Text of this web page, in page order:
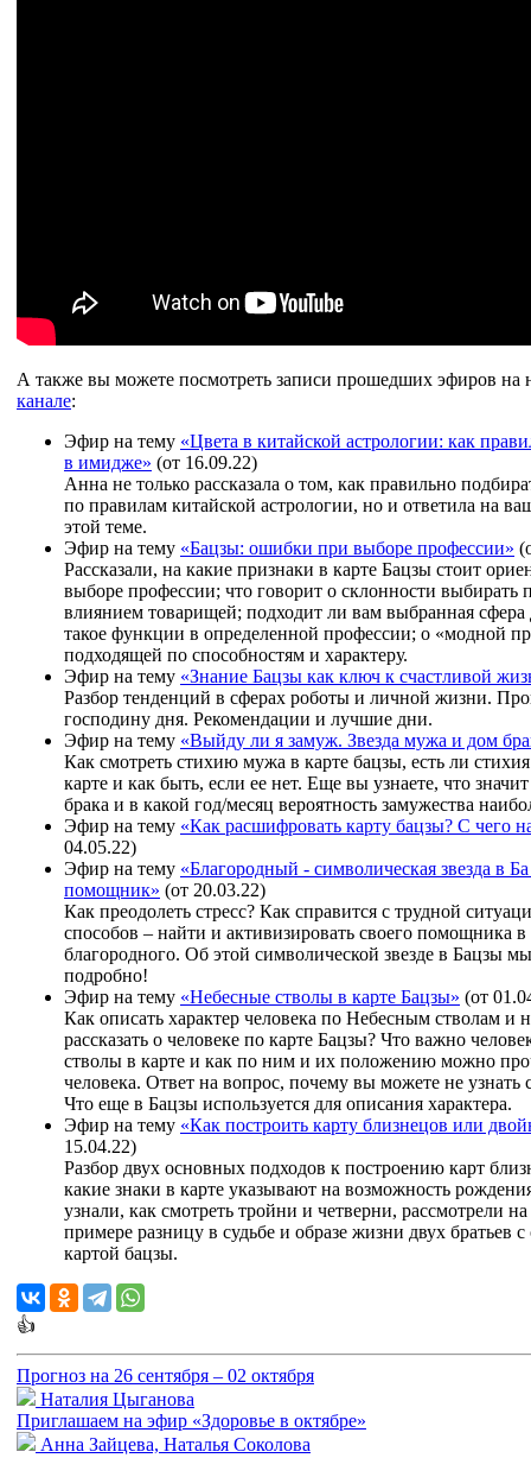
А также вы можете посмотреть записи прошедших эфиров
канале:
Эфир на тему «Цвета в китайской астрологии: как
в имидже» (от 16.09.22)
Анна не только рассказала о том, как правильно
по правилам китайской астрологии, но и ответила на
этой теме.
Эфир на тему «Бацзы: ошибки при выборе профессии»
Рассказали, на какие признаки в карте Бацзы стоит
выборе профессии; что говорит о склонности выбирать
влиянием товарищей; подходит ли вам выбранная сфера
такое функции в определенной профессии; о «модной
подходящей по способностям и характеру.
Эфир на тему «Знание Бацзы как ключ к счастливой
Разбор тенденций в сферах роботы и личной жизни.
господину дня. Рекомендации и лучшие дни.
Эфир на тему «Выйду ли я замуж. Звезда мужа и дом
Как смотреть стихию мужа в карте бацзы, есть ли
карте и как быть, если ее нет. Еще вы узнаете, что
брака и в какой год/месяц вероятность замужества
Эфир на тему «Как расшифровать карту бацзы? С чего
04.05.22)
Эфир на тему «Благородный - символическая звезда в
помощник» (от 20.03.22)
Как преодолеть стресс? Как справится с трудной
способов – найти и активизировать своего помощника
благородного. Об этой символической звезде в Бацзы
подробно!
Эфир на тему «Небесные стволы в карте Бацзы» (от
Как описать характер человека по Небесным стволам и
рассказать о человеке по карте Бацзы? Что важно
стволы в карте и как по ним и их положению можно
человека. Ответ на вопрос, почему вы можете не узнать
Что еще в Бацзы используется для описания характера.
Эфир на тему «Как построить карту близнецов или
15.04.22)
Разбор двух основных подходов к построению карт
какие знаки в карте указывают на возможность
узнали, как смотреть тройни и четверни, рассмотрели
примере разницу в судьбе и образе жизни двух братьев
картой бацзы.
👍
Прогноз на 26 сентября – 02 октября
Наталия Цыганова
Приглашаем на эфир «Здоровье в октябре»
Анна Зайцева, Наталья Соколова